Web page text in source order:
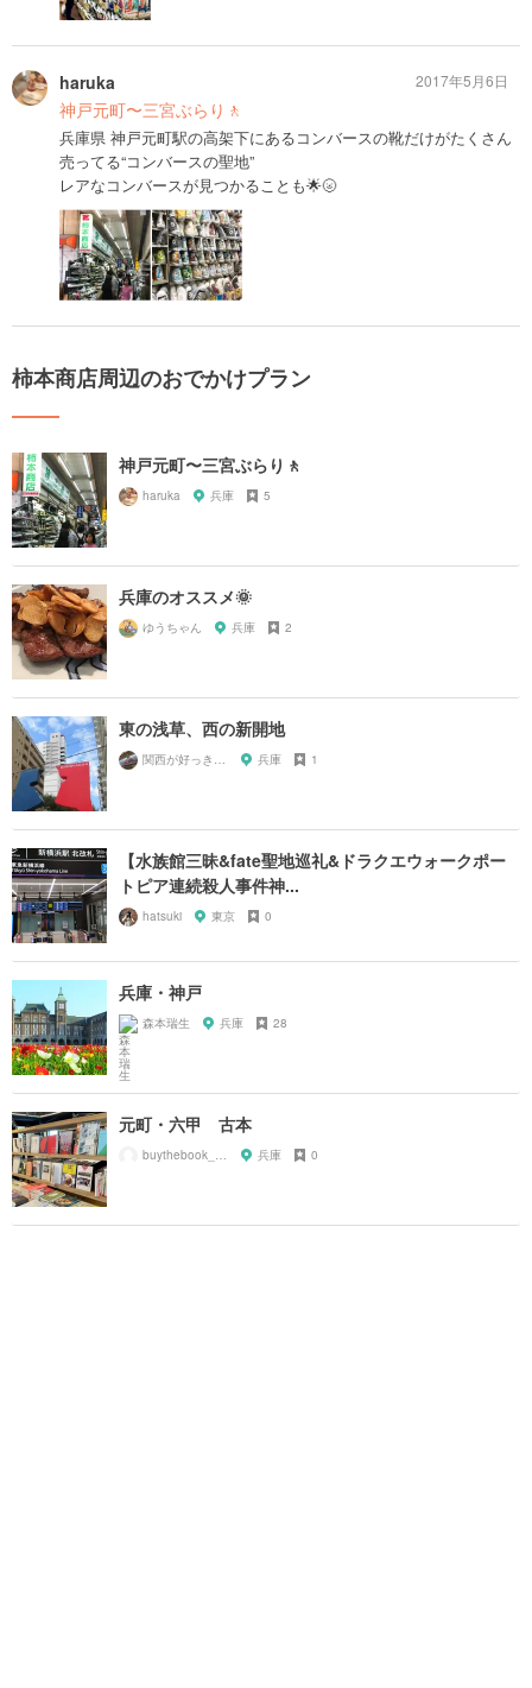
haruka
神戸元町〜三宮ぶらり🚶
兵庫県 神戸元町駅の高架下にあるコンバースの靴だけがたくさん
売ってる“コンバースの聖地”
レアなコンバースが見つかることも🌟🌝
2017年5月6日
柿本商店周辺のおでかけプラン
神戸元町〜三宮ぶらり🚶
haruka 兵庫 5
兵庫のオススメ🌞
ゆうちゃん 兵庫 2
東の浅草、西の新開地
関西が好っきゃねん 兵庫 1
【水族館三昧&fate聖地巡礼&ドラクエウォークポー
トピア連続殺人事件神...
hatsuki 東京 0
兵庫・神戸
森本瑞生 兵庫 28
元町・六甲 古本
buythebook_mmm_ 兵庫 0